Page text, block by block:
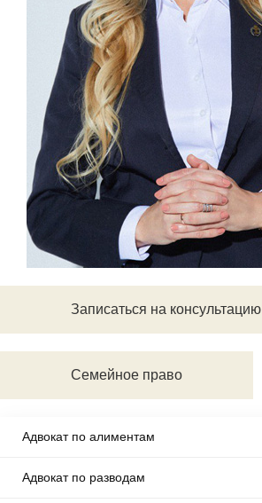
Записаться на консультацию
Семейное право
Адвокат по алиментам
Адвокат по разводам